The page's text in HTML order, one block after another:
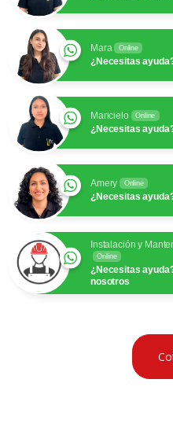
Mara Online
¿Necesitas
Maricielo Online
¿Necesitas
Amery Online
¿Necesitas
Instalación y
Online
¿Necesitas
nosotros